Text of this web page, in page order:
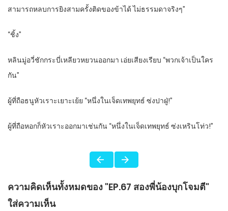
สามารถหลบการยิงสามครั้งติดของข้าได้ ไม่ธรรมดาจริงๆ”
“ชิ้ง”
หลินมู่อวี่ชักกระบี่เหลียวหยวนออกมา เอ่ยเสียงเรียบ “พวกเจ้าเป็นใคร
กัน”
ผู้ที่ถือธนูหัวเราะเยาะเย้ย “หนึ่งในเจ็ดเทพยุทธ์ ซ่งปาฝู่!”
ผู้ที่ถือหอกก็หัวเราะออกมาเช่นกัน “หนึ่งในเจ็ดเทพยุทธ์ ซ่งเหรินโท่ว!”
ความคิดเห็นทั้งหมดของ "EP.67 สองพี่น้องบุกโจมตี"
ใส่ความเห็น